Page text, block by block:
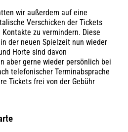
wir außerdem auf eine
Verschicken der Tickets
zu vermindern. Diese
der neuen Spielzeit nun wieder
Horte sind davon
aber gerne wieder persönlich bei
telefonischer Terminabsprache
Tickets frei von der Gebühr